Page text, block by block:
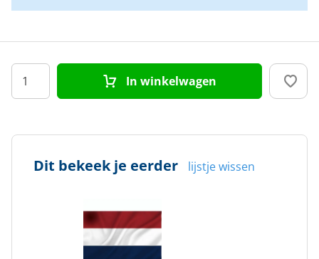
In winkelwagen
Dit bekeek je eerder lijstje wissen